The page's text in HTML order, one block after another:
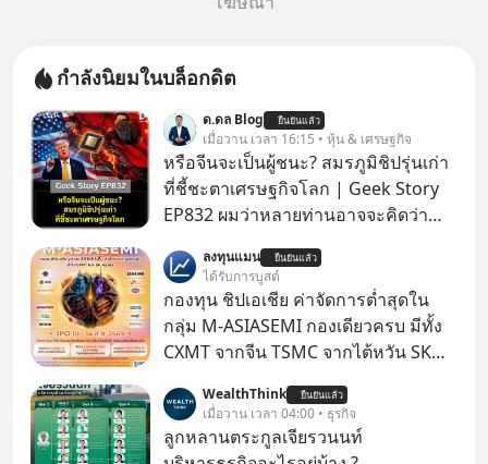
กำลังนิยมในบล็อกดิต
ด.ดล Blog ยืนยันแล้ว
เมื่อวาน เวลา 16:15 • หุ้น & เศรษฐกิจ
หรือจีนจะเป็นผู้ชนะ? สมรภูมิชิปรุ่นเก่า
ที่ชี้ชะตาเศรษฐกิจโลก | Geek Story
EP832 ผมว่าหลายท่านอาจจะคิดว่า
คิดใหม่ได้เลยครับ! ในขณะที่โลกโฟกัส
ชิป 3 นาโนเมตร แต่จีนกำลังเดินเกมที่
น่ากลัวกว่า โดยการเข้ายึดครองตลาด
‘Legacy Chips’ หรือชิปรุ่นเก่า ฟังดูไร้
EV, อุปกรณ์การแพทย์ ไปจนถึง
ขีปนาวุธ! จีนกำลังใช้ ‘Playbook’ เดิมที่
เคยใช้ถล่มตลาดโซล่าเซลล์มาแล้ว คือ
ลงทุนแมน ยืนยันแล้ว
ได้รับการบูสต์
กองทุน ชิปเอเชีย ค่าจัดการต่ำสุดใน
กลุ่ม M-ASIASEMI กองเดียวครบ มีทั้ง
CXMT จากจีน TSMC จากไต้หวัน SK
WealthThink ยืนยันแล้ว
เมื่อวาน เวลา 04:00 • ธุรกิจ
ลูกหลานตระกูลเจียรวนนท์